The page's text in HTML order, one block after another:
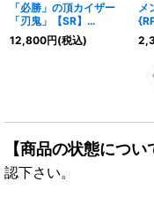
「必勝」の頂カイザー
「刃鬼」【SR】
{23EX3SSP1/SSP3}
《無》
12,800円(税込)
メ
【商品の状態につい
認下さい。